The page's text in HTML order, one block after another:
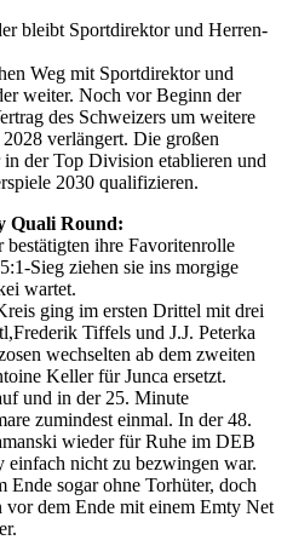
bleibt Sportdirektor und Herren-
Weg mit Sportdirektor und
weiter. Noch vor Beginn der
des Schweizers um weitere
verlängert. Die großen
der Top Division etablieren und
2030 qualifizieren.
Quali Round:
ihre Favoritenrolle
Sieg ziehen sie ins morgige
wartet.
ging im ersten Drittel mit drei
Tiffels und J.J. Peterka
wechselten ab dem zweiten
Keller für Junca ersetzt.
und in der 25. Minute
zumindest einmal. In der 48.
wieder für Ruhe im DEB
einfach nicht zu bezwingen war.
Ende sogar ohne Torhüter, doch
dem Ende mit einem Emty Net